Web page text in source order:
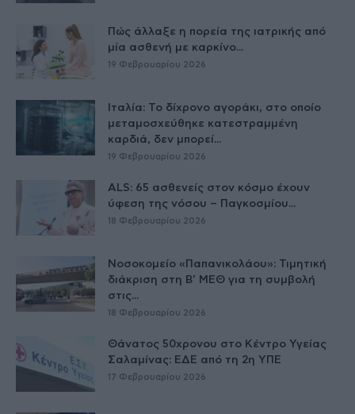
Πώς άλλαξε η πορεία της ιατρικής από
μία ασθενή με καρκίνο...
19 Φεβρουαρίου 2026
Ιταλία: Το δίχρονο αγοράκι, στο οποίο
μεταμοσχεύθηκε κατεστραμμένη
καρδιά, δεν μπορεί...
19 Φεβρουαρίου 2026
ALS: 65 ασθενείς στον κόσμο έχουν
ύφεση της νόσου – Παγκοσμίου...
18 Φεβρουαρίου 2026
Νοσοκομείο «Παπανικολάου»: Τιμητική
διάκριση στη Β’ ΜΕΘ για τη συμβολή
στις...
18 Φεβρουαρίου 2026
Θάνατος 50χρονου στο Κέντρο Υγείας
Σαλαμίνας: ΕΔΕ από τη 2η ΥΠΕ
17 Φεβρουαρίου 2026